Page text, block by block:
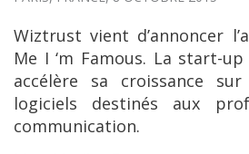
Wiztrust vient d’annoncer
Me I ‘m Famous. La start-
accélère sa croissance
logiciels destinés aux
communication.